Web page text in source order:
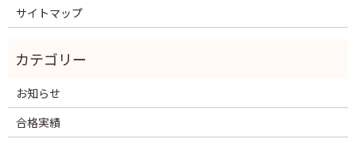
サイトマップ
お知らせ
合格実績